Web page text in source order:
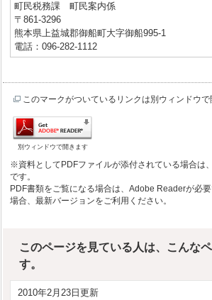
町民税務課 町民案内係
〒861-3296
熊本県上益城郡御船町大字御船995-1
電話：096-282-1112
このマークがついているリンクは別ウィンドウ
別ウィンドウで開きます
※資料としてPDFファイルが添付されている場合は
です。
PDF書類をご覧になる場合は、Adobe Readerが必
場合、最新バージョンをご利用ください。
このページを見ている人は、こんな
す。
2010年2月23日更新